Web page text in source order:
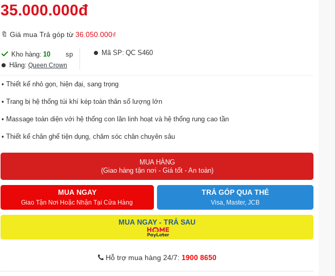
35.000.000đ
🔖 Giá mua Trả góp từ 36.050.000₫
Kho hàng: 10
sp
Hãng: Queen Crown
Mã SP: QC S460
• Thiết kế nhỏ gọn, hiện đại, sang trọng
• Trang bị hệ thống túi khí kép toàn thân số lượng lớn
• Massage toàn diện với hệ thống con lăn linh hoạt và hệ thống rung cao tần
• Thiết kế chân ghế tiện dụng, chăm sóc chân chuyên sâu
• Bảng điều khiển cảm ứng tiếng Việt dễ dàng sử dụng
• Chế độ massage không trọng lực thư giãn bồng bềnh trên không
• Massage nhiệt hồng ngoại tác động sâu, hiệu quả
• Massage kết hợp thư giãn âm nhạc đỉnh cao
• Đa dạng bài tập cá nhân hóa người dùng
MUA HÀNG
(Giao hàng tận nơi - Giá tốt - An toàn)
MUA NGAY
Giao Tận Nơi Hoặc Nhận Tại Cửa Hàng
TRẢ GÓP QUA THẺ
Visa, Master, JCB
MUA NGAY - TRẢ SAU
Hỗ trợ mua hàng 24/7: 1900 8650